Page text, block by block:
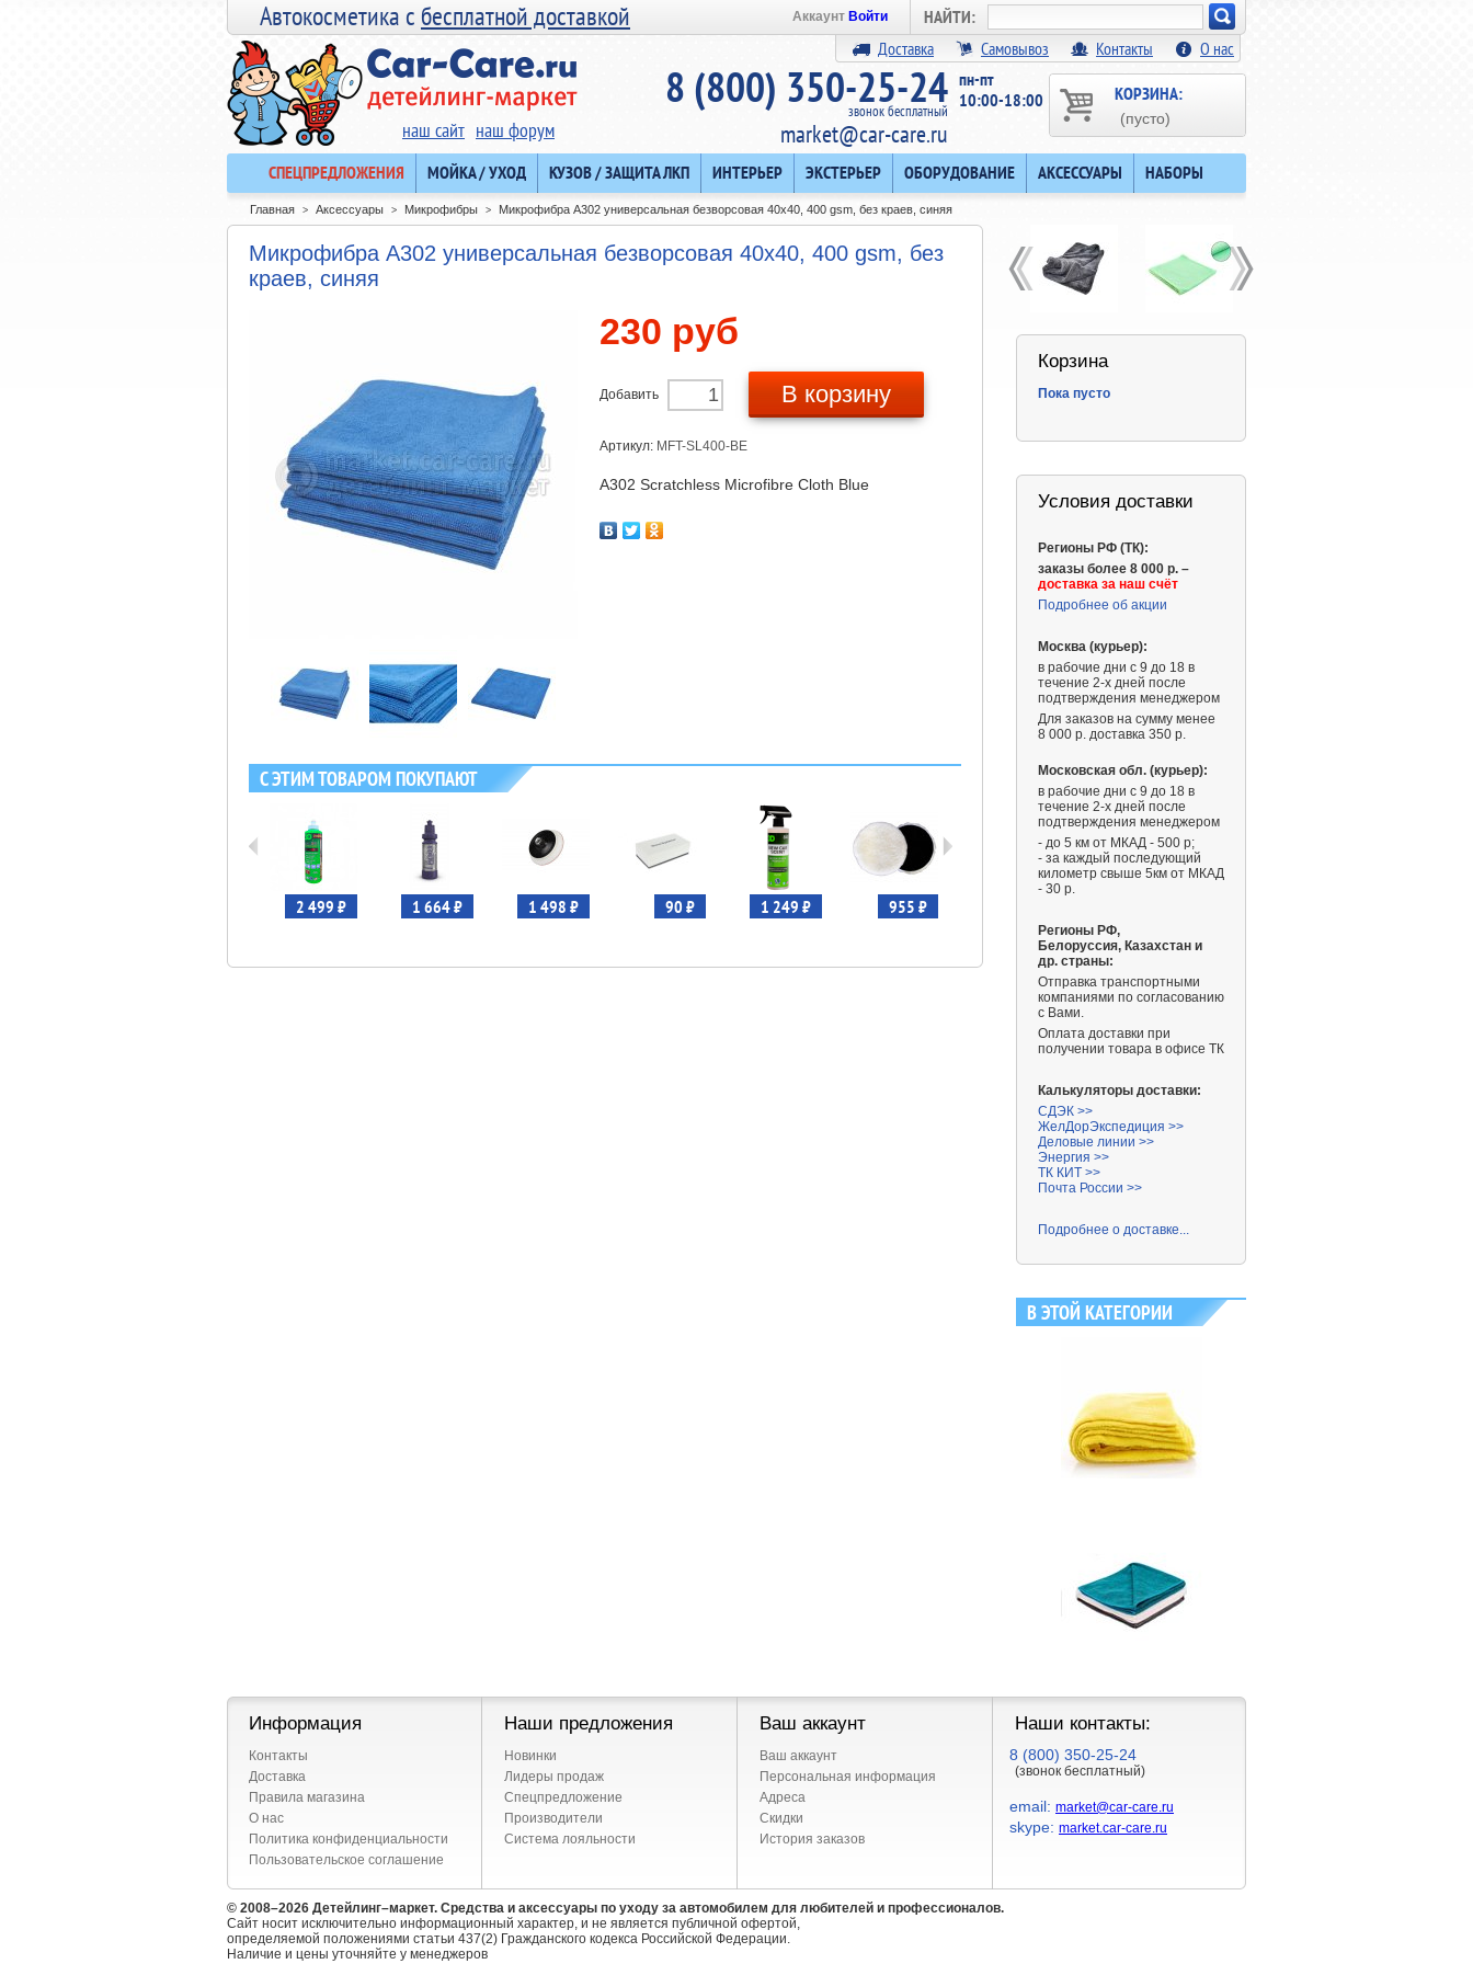
Автокосметика сбесплатной доставкой НАЙТИ:
Искать!
Аккаунт Войти
Доставка Самовывоз Контакты О нас
КОРЗИНА:
(пусто)
наш сайт наш форум
пн-пт
10:00-18:00
8 (800) 350-25-24
звонок бесплатный
market@car-care.ru
СПЕЦПРЕДЛОЖЕНИЯ МОЙКА / УХОД КУЗОВ / ЗАЩИТА ЛКП ИНТЕРЬЕР ЭКСТЕРЬЕР ОБОРУДОВАНИЕ АКСЕССУАРЫ НАБОРЫ
Главная > Аксессуары > Микрофибры > Микрофибра A302 универсальная безворсовая 40x40, 400 gsm, без краев, синяя
Микрофибра A302 универсальная безворсовая 40x40, 400 gsm, без
краев, синяя
230 руб
Добавить В корзину
Артикул: MFT-SL400-BE
A302 Scratchless Microfibre Cloth Blue
С ЭТИМ ТОВАРОМ ПОКУПАЮТ
2 499 ₽ 1 664 ₽ 1 498 ₽ 90 ₽ 1 249 ₽ 955 ₽
Корзина
Пока пусто
Условия доставки
Регионы РФ (ТК):
заказы более 8 000 р. –
доставка за наш счёт
Подробнее об акции
Москва (курьер):
в рабочие дни с 9 до 18 в
течение 2-х дней после
подтверждения менеджером
Для заказов на сумму менее
8 000 р. доставка 350 р.
Московская обл. (курьер):
в рабочие дни с 9 до 18 в
течение 2-х дней после
подтверждения менеджером
- до 5 км от МКАД - 500 р;
- за каждый последующий
километр свыше 5км от МКАД
- 30 р.
Регионы РФ,
Белоруссия, Казахстан и
др. страны:
Отправка транспортными
компаниями по согласованию
с Вами.
Оплата доставки при
получении товара в офисе ТК
Калькуляторы доставки:
СДЭК >>
ЖелДорЭкспедиция >>
Деловые линии >>
Энергия >>
ТК КИТ >>
Почта России >>
Подробнее о доставке...
В ЭТОЙ КАТЕГОРИИ
Информация
Контакты
Доставка
Правила магазина
О нас
Политика конфиденциальности
Пользовательское соглашение
Наши предложения
Новинки
Лидеры продаж
Спецпредложение
Производители
Система лояльности
Ваш аккаунт
Ваш аккаунт
Персональная информация
Адреса
Скидки
История заказов
Наши контакты:
8 (800) 350-25-24
(звонок бесплатный)
email: market@car-care.ru
skype: market.car-care.ru
© 2008–2026 Детейлинг–маркет. Средства и аксессуары по уходу за автомобилем для любителей и профессионалов.
Сайт носит исключительно информационный характер, и не является публичной офертой,
определяемой положениями статьи 437(2) Гражданского кодекса Российской Федерации.
Наличие и цены уточняйте у менеджеров